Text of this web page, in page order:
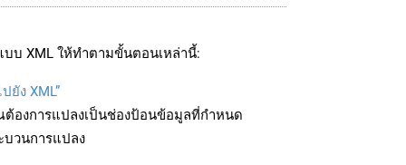
บบ XML ให้ทำตามขั้นตอนเหล่านี้:
ยัง XML”
องการแปลงเป็นช่องป้อนข้อมูลที่กำหนด
บวนการแปลง